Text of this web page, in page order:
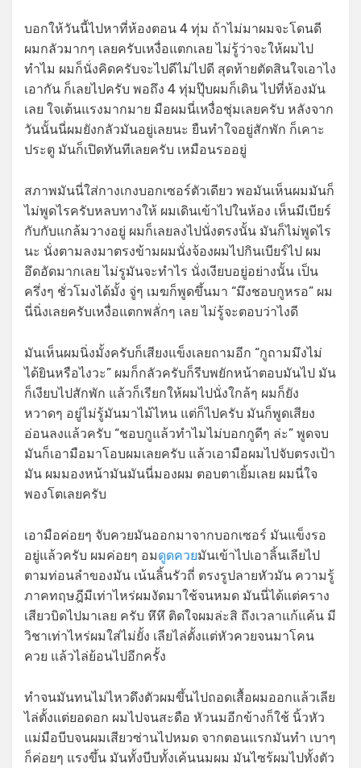
บอกให้วันนี้ไปหาที่ห้องตอน 4 ทุ่ม ถ้าไม่มาผมจะโดนดี
ผมกลัวมากๆ เลยครับเหงื่อแตกเลย ไม่รู้ว่าจะให้ผมไป
ทำไม ผมก็นั่งคิดครับจะไปดีไม่ไปดี สุดท้ายตัดสินใจเอาไง
เอากัน ก็เลยไปครับ พอถึง 4 ทุ่มปุ๊บผมก็เดิน ไปที่ห้องมัน
เลย ใจเต้นแรงมากมาย มือผมนี่เหงื่อชุ่มเลยครับ หลังจาก
วันนั้นนี่ผมยังกลัวมันอยู่เลยนะ ยืนทำใจอยู่สักพัก ก็เคาะ
ประตู มันก็เปิดทันทีเลยครับ เหมือนรออยู่
สภาพมันนี่ใส่กางเกงบอกเซอร์ตัวเดียว พอมันเห็นผมมันก็
ไม่พูดไรครับหลบทางให้ ผมเดินเข้าไปในห้อง เห็นมีเบียร์
กับกับแกล้มวางอยู่ ผมก็เลยลงไปนั่งตรงนั้น มันก็ไม่พูดไร
นะ นั่งตามลงมาตรงข้ามผมนั่งจ้องผมไปกินเบียร์ไป ผม
อึดอัดมากเลย ไม่รูมันจะทำไร นั่งเงียบอยู่อย่างนั้น เป็น
ครึ่งๆ ชั่วโมงได้มั้ง จู่ๆ เมฆก็พูดขึ้นมา “มึงชอบกูหรอ” ผม
นี่นิ่งเลยครับเหงื่อแตกพลั่กๆ เลย ไม่รู้จะตอบว่าไงดี
มันเห็นผมนิ่งมั้งครับก็เสียงแข็งเลยถามอีก “กูถามมึงไม่
ได้ยินหรือไงวะ” ผมก็กลัวครับก็รีบพยักหน้าตอบมันไป มัน
ก็เงียบไปสักพัก แล้วก็เรียกให้ผมไปนั่งใกล้ๆ ผมก็ยัง
หวาดๆ อยู่ไม่รู้มันมาไม้ไหน แต่ก็ไปครับ มันก็พูดเสียง
อ่อนลงแล้วครับ “ชอบกูแล้วทำไมไม่บอกกูดีๆ ล่ะ” พูดจบ
มันก็เอามือมาโอบผมเลยครับ แล้วเอามือผมไปจับตรงเป้า
มัน ผมมองหน้ามันมันนี่มองผม ตอบตาเยิ้มเลย ผมนี่ใจ
พองโตเลยครับ
เอามือค่อยๆ จับควยมันออกมาจากบอกเซอร์ มันแข็งรอ
อยู่แล้วครับ ผมค่อยๆ อมดูดควยมันเข้าไปเอาลิ้นเลียไป
ตามท่อนลำของมัน เน้นลิ้นรัวถี่ ตรงรูปลายหัวมัน ความรู้
ภาคทฤษฎีมีเท่าไหร่ผมงัดมาใช้จนหมด มันนี่ได้แต่คราง
เสียวบิดไปมาเลย ครับ หึหึ ติดใจผมล่ะสิ ถึงเวลาแก้แค้น มี
วิชาเท่าไหร่ผมใส่ไม่ยั้ง เลียไล่ตั้งแต่หัวควยจนมาโคน
ควย แล้วไล่ย้อนไปอีกครั้ง
ทำจนมันทนไม่ไหวดึงตัวผมขึ้นไปถอดเสื้อผมออกแล้วเลีย
ไล่ตั้งแต่ยอดอก ผมไปจนสะดือ หัวนมอีกข้างก็ใช้ นิ้วหัว
แม่มือบีบจนผมเสียวซ่านไปหมด จากตอนแรกมันทำ เบาๆ
ก็ค่อยๆ แรงขึ้น มันทั้งบีบทั้งเค้นนมผม มันไซร้ผมไปทั้งตัว